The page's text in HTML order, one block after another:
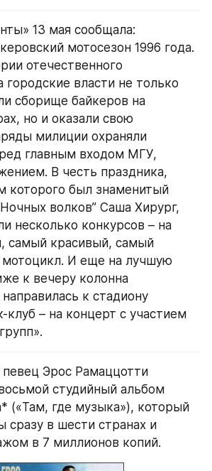
13 мая сообщала:
мотосезон 1996 года.
отечественного
городские власти не только
сборище байкеров на
но и оказали свою
милиции охраняли
главным входом МГУ,
В честь праздника,
которого был знаменитый
волков” Саша Хирург,
несколько конкурсов – на
самый красивый, самый
мотоцикл. И еще на лучшую
к вечеру колонна
к стадиону
клуб – на концерт с участием
певец Эрос Рамаццотти
студийный альбом
(«Там, где музыка»), который
сразу в шести странах и
в 7 миллионов копий.